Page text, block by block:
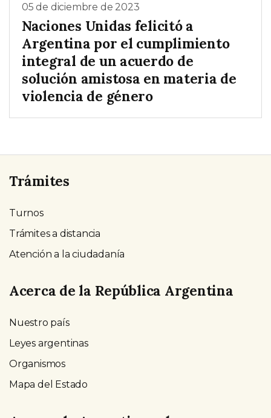
05 de diciembre de 2023
Naciones Unidas felicitó a
Argentina por el cumplimiento
integral de un acuerdo de
solución amistosa en materia de
violencia de género
Trámites
Turnos
Trámites a distancia
Atención a la ciudadanía
Acerca de la República Argentina
Nuestro país
Leyes argentinas
Organismos
Mapa del Estado